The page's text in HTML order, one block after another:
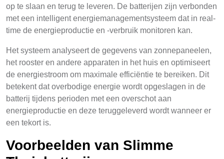
op te slaan en terug te leveren. De batterijen zijn verbonden
met een intelligent energiemanagementsysteem dat in real-
time de energieproductie en -verbruik monitoren kan.
Het systeem analyseert de gegevens van zonnepaneelen,
het rooster en andere apparaten in het huis en optimiseert
de energiestroom om maximale efficiëntie te bereiken. Dit
betekent dat overbodige energie wordt opgeslagen in de
batterij tijdens perioden met een overschot aan
energieproductie en deze teruggeleverd wordt wanneer er
een tekort is.
Voorbeelden van Slimme